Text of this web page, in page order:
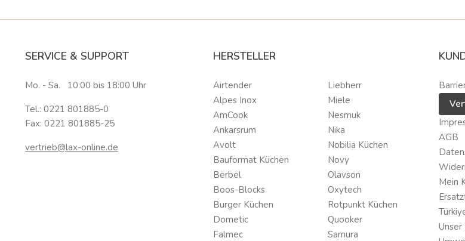
SERVICE & SUPPORT
Mo. - Sa. 10:00 bis 18:00 Uhr
Tel.: 0221 801885-0
Fax: 0221 801885-25
vertrieb@lax-online.de
HERSTELLER
Airtender
Alpes Inox
AmCook
Ankarsrum
Avolt
Bauformat Küchen
Berbel
Boos-Blocks
Burger Küchen
Dometic
Falmec
Liebherr
Miele
Nesmuk
Nika
Nobilia Küchen
Novy
Olavson
Oxytech
Rotpunkt Küchen
Quooker
Samura
AGB
Mein